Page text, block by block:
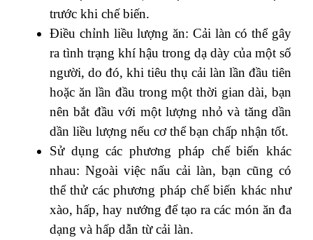
trước khi chế biến.
Điều chỉnh liều lượng ăn: Cải làn có thể gây
ra tình trạng khí hậu trong dạ dày của một số
người, do đó, khi tiêu thụ cải làn lần đầu tiên
hoặc ăn lần đầu trong một thời gian dài, bạn
nên bắt đầu với một lượng nhỏ và tăng dần
dần liều lượng nếu cơ thể bạn chấp nhận tốt.
Sử dụng các phương pháp chế biến khác
nhau: Ngoài việc nấu cải làn, bạn cũng có
thể thử các phương pháp chế biến khác như
xào, hấp, hay nướng để tạo ra các món ăn đa
dạng và hấp dẫn từ cải làn.